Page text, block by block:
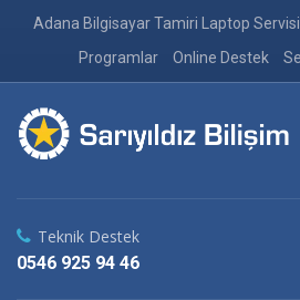
Adana Bilgisayar Tamiri Laptop
Programlar
Online Destek
Teknik Destek
0546 925 94 46